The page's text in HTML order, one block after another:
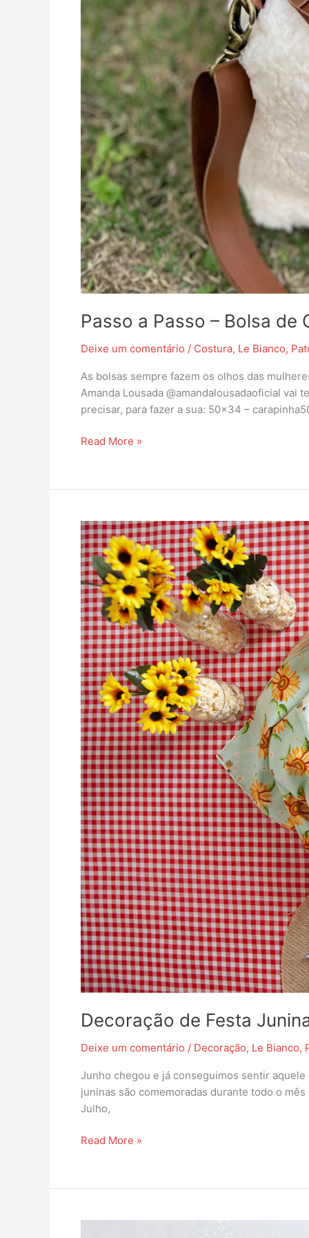
Passo a Passo – Bolsa de
Deixe um comentário / Costura, Le Bianco,
As bolsas sempre fazem os olhos das
Amanda Lousada @amandalousadaoficial vai
precisar, para fazer a sua: 50×34 –
Read More »
Decoração de Festa
Deixe um comentário / Decoração, Le Bianco,
Junho chegou e já conseguimos sentir
juninas são comemoradas durante todo o
Julho,
Decoração
de
Festa
Junina
Read More »